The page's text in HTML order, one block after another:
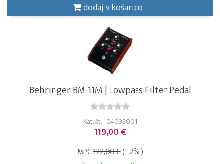
dodaj v košarico
Behringer BM-11M | Lowpass Filter Pedal
Kat. št. : 04032001
119,00 €
MPC122,00 €( -2% )